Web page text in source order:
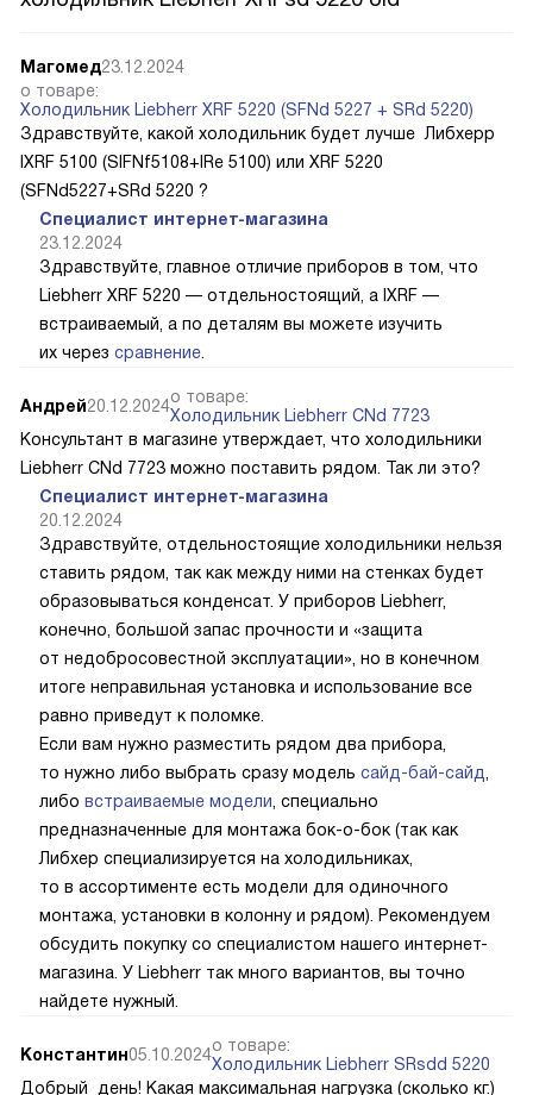
Магомед23.12.2024
о товаре:
Холодильник Liebherr XRF 5220 (SFNd 5227 + SRd 5220)
Здравствуйте, какой холодильник будет лучше Либхерр
IXRF 5100 (SIFNf5108+IRe 5100) или XRF 5220
(SFNd5227+SRd 5220 ?
Специалист интернет-магазина
23.12.2024
Здравствуйте, главное отличие приборов в том, что
Liebherr XRF 5220 — отдельностоящий, а IXRF —
встраиваемый, а по деталям вы можете изучить
их через сравнение.
Андрей20.12.2024о товаре:
Холодильник Liebherr CNd 7723
Консультант в магазине утверждает, что холодильники
Liebherr CNd 7723 можно поставить рядом. Так ли это?
Специалист интернет-магазина
20.12.2024
Здравствуйте, отдельностоящие холодильники нельзя
ставить рядом, так как между ними на стенках будет
образовываться конденсат. У приборов Liebherr,
конечно, большой запас прочности и «защита
от недобросовестной эксплуатации», но в конечном
итоге неправильная установка и использование все
равно приведут к поломке.
Если вам нужно разместить рядом два прибора,
то нужно либо выбрать сразу модель сайд-бай-сайд,
либо встраиваемые модели, специально
предназначенные для монтажа бок-о-бок (так как
Либхер специализируется на холодильниках,
то в ассортименте есть модели для одиночного
монтажа, установки в колонну и рядом). Рекомендуем
обсудить покупку со специалистом нашего интернет-
магазина. У Liebherr так много вариантов, вы точно
найдете нужный.
Константин05.10.2024о товаре:
Холодильник Liebherr SRsdd 5220
Добрый день! Какая максимальная нагрузка (сколько кг.)